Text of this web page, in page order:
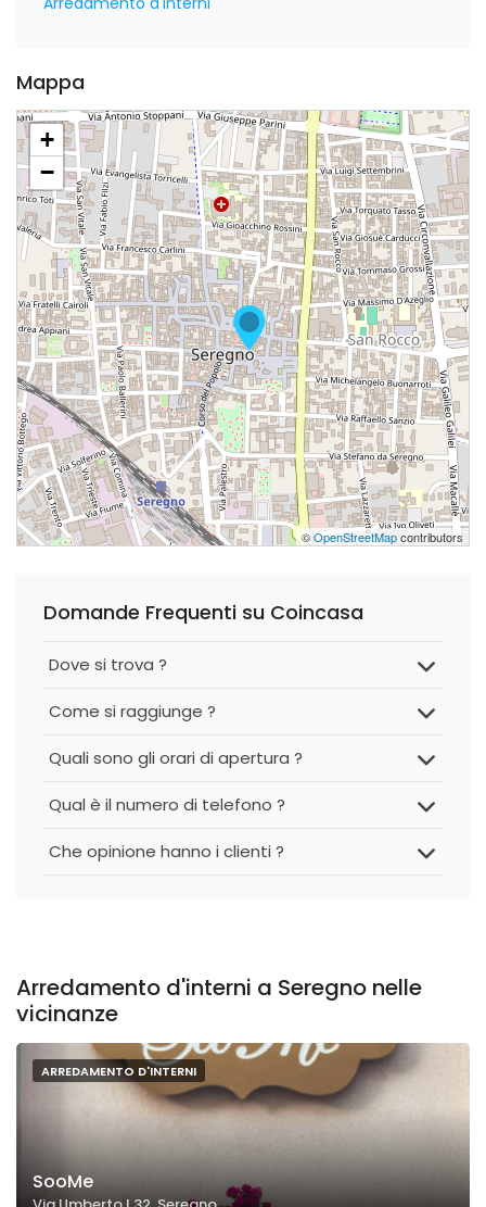
Mappa
+
−
©OpenStreetMapcontributors
Domande Frequenti su Coincasa
Dove si trova ?
Come si raggiunge ?
Quali sono gli orari di apertura ?
Qual è il numero di telefono ?
Che opinione hanno i clienti ?
Arredamento d'interni a Seregno nelle
vicinanze
ARREDAMENTO D'INTERNI
SooMe